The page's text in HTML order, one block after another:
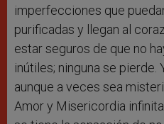
imperfecciones que
purificadas y llegan al
estar seguros de que no
inútiles; ninguna se pierde.
aunque a veces sea
Amor y Misericordia